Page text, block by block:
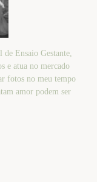
Ensaio Gestante,
e atua no mercado
fotos no meu tempo
amor podem ser